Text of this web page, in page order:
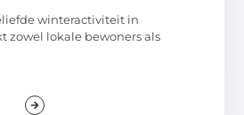
winteractiviteit in
zowel lokale bewoners als